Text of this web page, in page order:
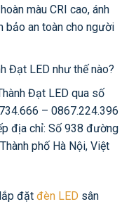
màu CRI cao, ánh
bảo an toàn cho người
Đạt LED như thế nào?
Đạt LED qua số
– 0867.224.396
địa chỉ: Số 938 đường
phố Hà Nội, Việt
đặt đèn LED sân